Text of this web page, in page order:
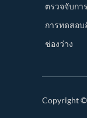
ตรวจจับกา
การทดสอ
ช่องว่าง
Copyright ©